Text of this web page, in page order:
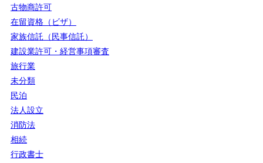
古物商許可
在留資格（ビザ）
家族信託（民事信託）
建設業許可・経営事項審査
旅行業
未分類
民泊
法人設立
消防法
相続
行政書士